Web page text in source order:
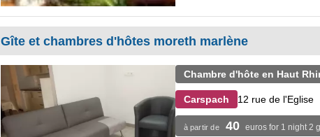
Gîte et chambres d'hôtes moreth marlène
Chambre d'hôte en Haut
Carspach 12 rue de l'Eglise
à partir de 40 euros for 1 night 2